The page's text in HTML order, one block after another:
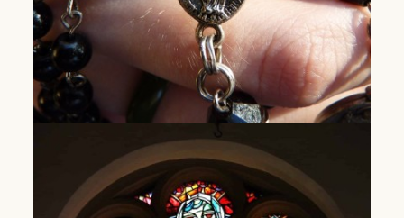
Teams van de Rozenkrans
Ontdek de teams van de rozenkrans.